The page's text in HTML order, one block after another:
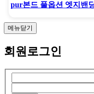
pur본드 풀옵션 엣지밴
메뉴닫기
회원로그인